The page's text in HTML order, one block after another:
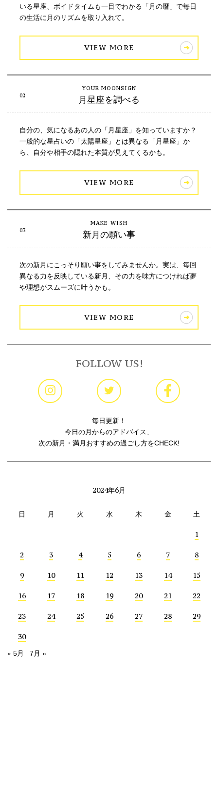
いる星座、ボイドタイムも一目でわかる「月の暦」で毎日
の生活に月のリズムを取り入れて。
VIEW MORE
月星座を調べる
自分の、気になるあの人の「月星座」を知っていますか？
一般的な星占いの「太陽星座」とは異なる「月星座」か
ら、自分や相手の隠れた本質が見えてくるかも。
VIEW MORE
新月の願い事
次の新月にこっそり願い事をしてみませんか。実は、毎回
異なる力を反映している新月、その力を味方につければ夢
や理想がスムーズに叶うかも。
VIEW MORE
FOLLOW US!
毎日更新！
今日の月からのアドバイス、
次の新月・満月おすすめの過ごし方をCHECK!
2024年6月
日 月 火 水 木 金 土
1
2 3 4 5 6 7 8
9 10 11 12 13 14 15
16 17 18 19 20 21 22
23 24 25 26 27 28 29
30
« 5月 7月 »